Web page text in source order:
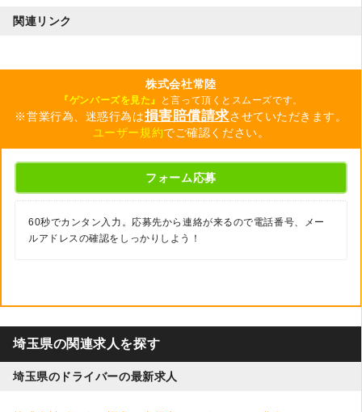
関連リンク
株式会社常陸
『ゲンバーズを見た』 と言って頂くとスムーズです。
※営業行為、迷惑行為は損害賠償請求させていただきます。
ユーザー規約でご確認ください。
フォーム応募
60秒でカンタン入力。応募先から連絡が来るので電話番号、メー
ルアドレスの確認をしっかりしよう！
埼玉県の関連求人を探す
埼玉県のドライバーの最新求人